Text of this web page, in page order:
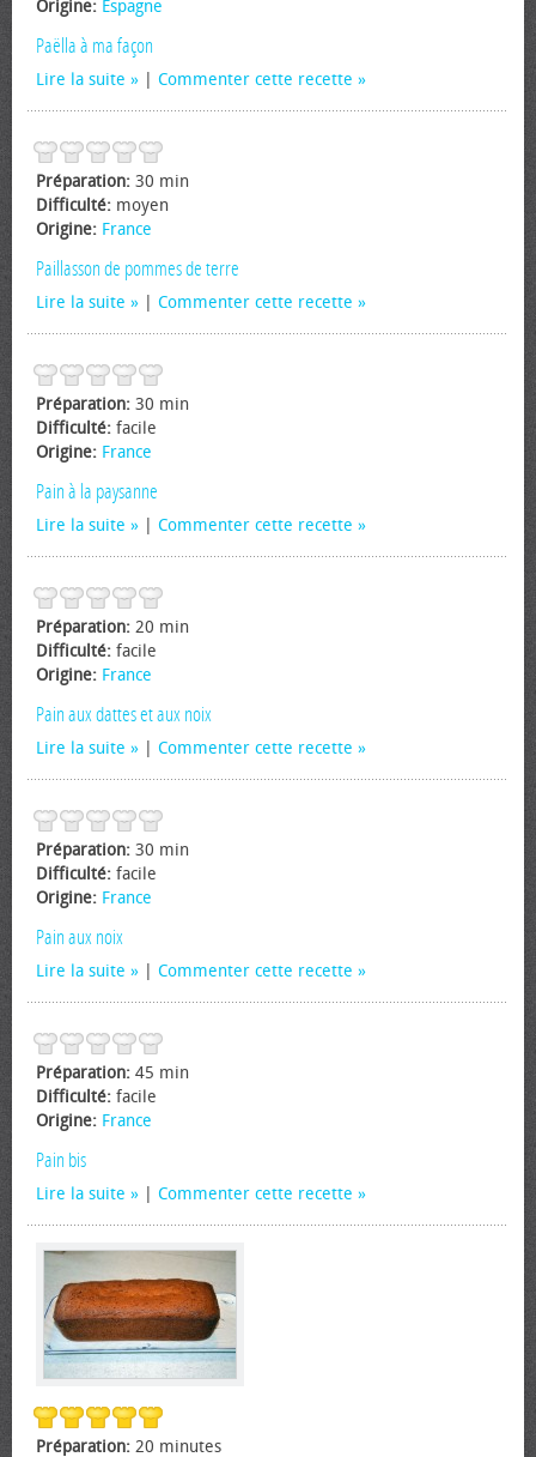
Origine: Espagne
Paëlla à ma façon
Lire la suite Commenter cette recette
Préparation: 30 min
Difficulté: moyen
Origine: France
Paillasson de pommes de terre
Lire la suite Commenter cette recette
Préparation: 30 min
Difficulté: facile
Origine: France
Pain à la paysanne
Lire la suite Commenter cette recette
Préparation: 20 min
Difficulté: facile
Origine: France
Pain aux dattes et aux noix
Lire la suite Commenter cette recette
Préparation: 30 min
Difficulté: facile
Origine: France
Pain aux noix
Lire la suite Commenter cette recette
Préparation: 45 min
Difficulté: facile
Origine: France
Pain bis
Lire la suite Commenter cette recette
Préparation: 20 minutes